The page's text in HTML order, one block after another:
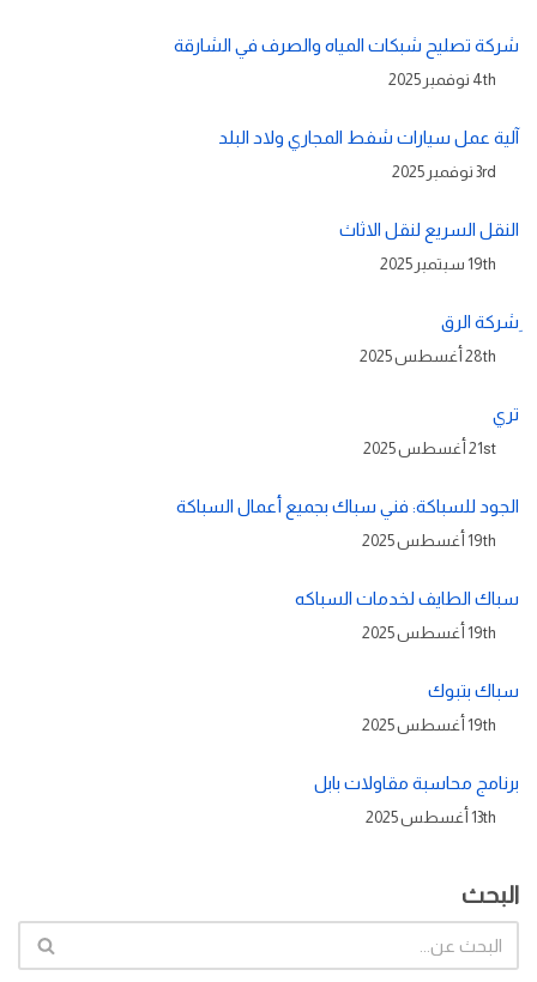
شركة تصليح شبكات المياه والصرف في الشارقة
4th نوفمبر 2025
آلية عمل سيارات شفط المجاري ولاد البلد
3rd نوفمبر 2025
النقل السريع لنقل الاثاث
19th سبتمبر 2025
ِشركة الرق
28th أغسطس 2025
تري
21st أغسطس 2025
الجود للسباكة: فني سباك بجميع أعمال السباكة
19th أغسطس 2025
سباك الطايف لخدمات السباكه
19th أغسطس 2025
سباك بتبوك
19th أغسطس 2025
برنامج محاسبة مقاولات بابل
13th أغسطس 2025
البحث